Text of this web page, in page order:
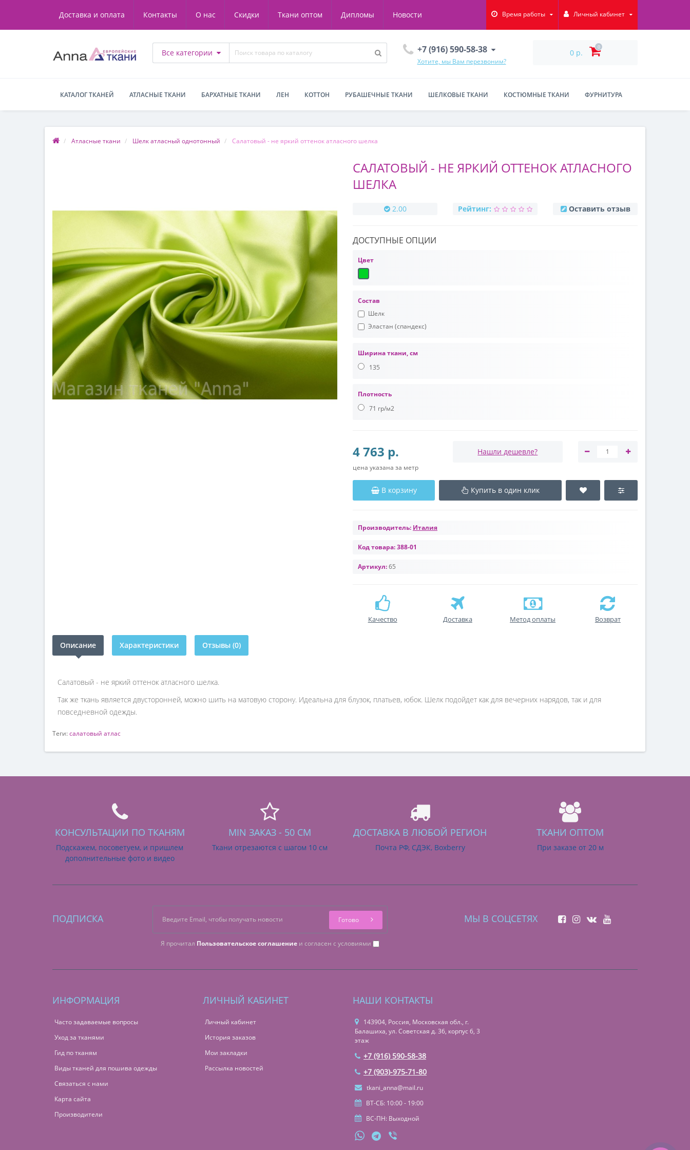
Доставка и оплата Контакты О нас Скидки Ткани оптом Дипломы Новости Время работы Личный кабинет
Все категории +7 (916) 590-58-38
Хотите, мы Вам перезвоним?
0 р.
0
КАТАЛОГ ТКАНЕЙ АТЛАСНЫЕ ТКАНИ БАРХАТНЫЕ ТКАНИ ЛЕН КОТТОН РУБАШЕЧНЫЕ ТКАНИ ШЕЛКОВЫЕ ТКАНИ КОСТЮМНЫЕ ТКАНИ ФУРНИТУРА
Атласные ткани Шелк атласный однотонный Салатовый - не яркий оттенок атласного шелка
САЛАТОВЫЙ - НЕ ЯРКИЙ ОТТЕНОК АТЛАСНОГО
ШЕЛКА
2.00 Рейтинг: Оставить отзыв
ДОСТУПНЫЕ ОПЦИИ
Цвет
Состав
Шелк
Эластан (спандекс)
Ширина ткани, см
135
Плотность
71 гр/м2
4 763 р.
цена указана за метр
Нашли дешевле?
В корзину Купить в один клик
Производитель: Италия
Код товара:388-01
Артикул:65
Качество Доставка Метод оплаты Возврат
Описание Характеристики Отзывы (0)
Салатовый - не яркий оттенок атласного шелка.
Так же ткань является двусторонней, можно шить на матовую сторону. Идеальна для блузок, платьев, юбок. Шелк подойдет как для вечерних нарядов, так и для
повседневной одежды.
Теги:салатовый атлас
КОНСУЛЬТАЦИИ ПО ТКАНЯМ
Подскажем, посоветуем, и пришлем
дополнительные фото и видео
MIN ЗАКАЗ - 50 СМ
Ткани отрезаются с шагом 10 см
ДОСТАВКА В ЛЮБОЙ РЕГИОН
Почта РФ, СДЭК, Boxberry
ТКАНИ ОПТОМ
При заказе от 20 м
ПОДПИСКА
Я прочитал Пользовательское соглашениеи согласен с условиями
Готово МЫ В СОЦСЕТЯХ
ИНФОРМАЦИЯ
Часто задаваемые вопросы
Уход за тканями
Гид по тканям
Виды тканей для пошива одежды
Связаться с нами
Карта сайта
Производители
ЛИЧНЫЙ КАБИНЕТ
Личный кабинет
История заказов
Мои закладки
Рассылка новостей
НАШИ КОНТАКТЫ
143904, Россия, Московская обл., г.
Балашиха, ул. Советская д. 36, корпус 6, 3
этаж
+7 (916) 590-58-38
+7 (903)-975-71-80
tkani_anna@mail.ru
ВТ-СБ: 10:00 - 19:00
ВС-ПН: Выходной